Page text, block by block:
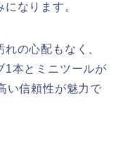
なります。
の心配もなく、
1本とミニツールが
い信頼性が魅力で